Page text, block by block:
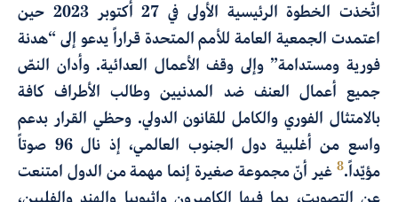
اتُخذت الخطوة الرئيسية الأولى في 27 أكتوبر 2023 حين
اعتمدت الجمعية العامة للأمم المتحدة قراراً يدعو إلى “هدنة
فورية ومستدامة” وإلى وقف الأعمال العدائية. وأدان النصّ
جميع أعمال العنف ضد المدنيين وطالب الأطراف كافة
بالامتثال الفوري والكامل للقانون الدولي. وحظي القرار بدعم
واسع من أغلبية دول الجنوب العالمي، إذ نال 96 صوتاً
مؤيّداً.8 غير أنّ مجموعة صغيرة إنما مهمة من الدول امتنعت
عن التصويت، بما فيها الكاميرون وإثيوبيا والهند والفلبين،